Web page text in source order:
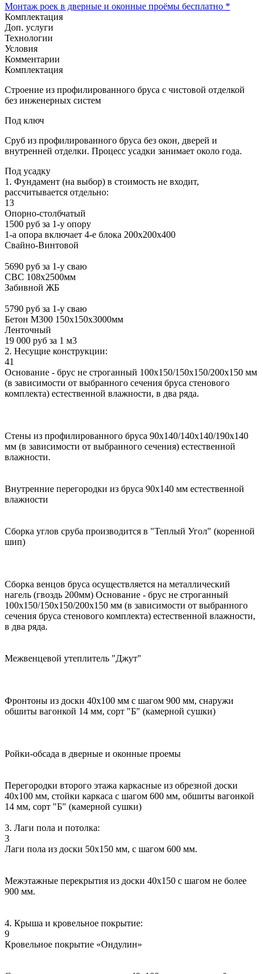
Монтаж роек в дверные и оконные проёмы бесплатно *
Комплектация
Доп. услуги
Технологии
Условия
Комментарии
Комплектация
Строение из профилированного бруса с чистовой отделкой
без инженерных систем
Под ключ
Сруб из профилированного бруса без окон, дверей и
внутренней отделки. Процесс усадки занимает около года.
Под усадку
1. Фундамент (на выбор) в стоимость не входит,
рассчитывается отдельно:
13
Опорно-столбчатый
1500 руб за 1-у опору
1-а опора включает 4-е блока 200х200х400
Свайно-Винтовой
5690 руб за 1-у сваю
СВС 108х2500мм
Забивной ЖБ
5790 руб за 1-у сваю
Бетон М300 150х150х3000мм
Ленточный
19 000 руб за 1 м3
2. Несущие конструкции:
41
Основание - брус не строганный 100х150/150х150/200х150 мм
(в зависимости от выбранного сечения бруса стенового
комплекта) естественной влажности, в два ряда.
Стены из профилированного бруса 90х140/140х140/190х140
мм (в зависимости от выбранного сечения) естественной
влажности.
Внутренние перегородки из бруса 90х140 мм естественной
влажности
Сборка углов сруба производится в "Теплый Угол" (коренной
шип)
Сборка венцов бруса осуществляется на металлический
нагель (гвоздь 200мм) Основание - брус не строганный
100х150/150х150/200х150 мм (в зависимости от выбранного
сечения бруса стенового комплекта) естественной влажности,
в два ряда.
Межвенцевой утеплитель "Джут"
Фронтоны из доски 40х100 мм с шагом 900 мм, снаружи
обшиты вагонкой 14 мм, сорт "Б" (камерной сушки)
Ройки-обсада в дверные и оконные проемы
Перегородки второго этажа каркасные из обрезной доски
40х100 мм, стойки каркаса с шагом 600 мм, обшиты вагонкой
14 мм, сорт "Б" (камерной сушки)
3. Лаги пола и потолка:
3
Лаги пола из доски 50х150 мм, с шагом 600 мм.
Межэтажные перекрытия из доски 40х150 с шагом не более
900 мм.
4. Крыша и кровельное покрытие:
9
Кровельное покрытие «Ондулин»